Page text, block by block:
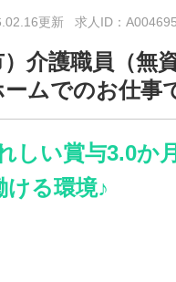
更新 求人ID：
）介護職員（無
ムでのお仕事
しい賞与3.0か
る環境♪